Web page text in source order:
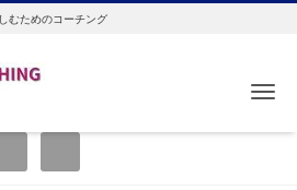
むためのコーチング